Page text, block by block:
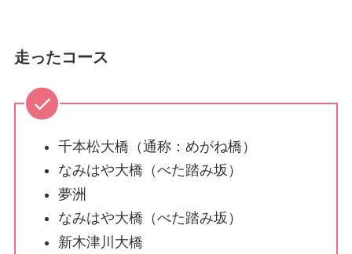
走ったコース
千本松大橋（通称：めがね橋）
なみはや大橋（べた踏み坂）
夢洲
なみはや大橋（べた踏み坂）
新木津川大橋